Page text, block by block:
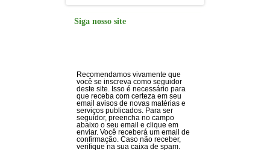
Siga nosso site
Recomendamos vivamente que
você se inscreva como seguidor
deste site. Isso é necessário para
que receba com certeza em seu
email avisos de novas matérias e
serviços publicados. Para ser
seguidor, preencha no campo
abaixo o seu email e clique em
enviar. Você receberá um email de
confirmação. Caso não receber,
verifique na sua caixa de spam.